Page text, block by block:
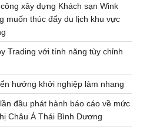
xây dựng Khách sạn Wink
muốn thúc đẩy du lịch khu vực
Trading với tính năng tùy chỉnh
hướng khởi nghiệp làm nhang
đầu phát hành báo cáo về mức
Châu Á Thái Bình Dương